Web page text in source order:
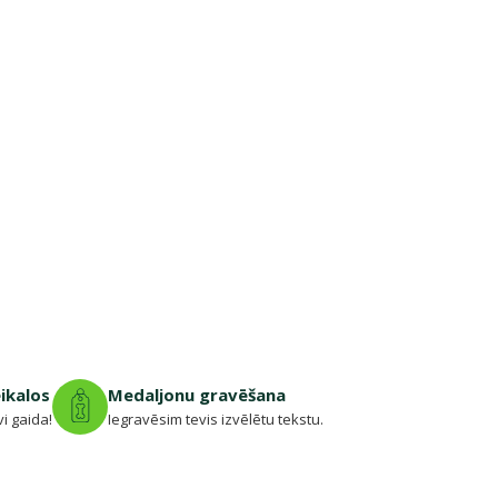
gaida!
Medaljonu gravēšana
Iegravēsim tevis izvēlētu tekstu.